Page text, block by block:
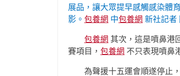
展品，讓大眾提早感觸感染體育
影。 包養網 中包養網 新社記者
包養網 其次，這是噴鼻港
賽項目， 包養網 不只表現噴鼻
為聲援十五運會順遂停止